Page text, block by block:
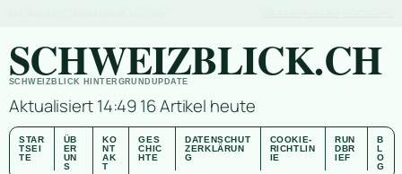
SCHWEIZBLICK.CH
SCHWEIZBLICK HINTERGRUNDUPDATE
Aktualisiert 14:4916 Artikel heute
STAR
TSEI
TE
ÜB
ER
UN
S
KO
NT
AK
T
GES
CHIC
HTE
DATENSCHUT
ZERKLÄRUN
G
COOKIE-
RICHTLIN
IE
RUN
DBR
IEF
B
L
O
G